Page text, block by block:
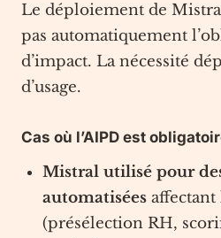
Le déploiement de
pas automatiquement
d’impact. La nécessité
d’usage.
Cas où l’AIPD est
Mistral utilisé pour
automatisées affectant
(présélection RH,